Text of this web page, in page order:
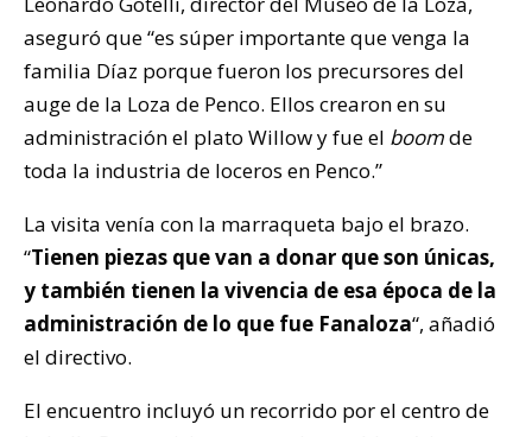
aseguró que “es súper importante que venga la
familia Díaz porque fueron los precursores del
auge de la Loza de Penco. Ellos crearon en su
administración el plato Willow y fue el boomde
toda la industria de loceros en Penco.”
La visita venía con la marraqueta bajo el brazo.
“Tienen piezas que van a donar que son únicas,
y también tienen la vivencia de esa época de la
administración de lo que fue Fanaloza“, añadió
el directivo.
El encuentro incluyó un recorrido por el centro de